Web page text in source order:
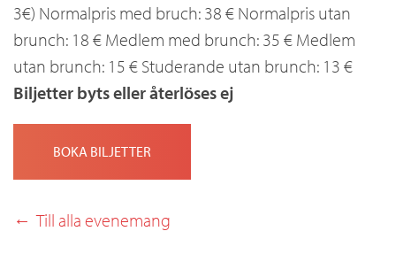
3€) Normalpris med bruch: 38 € Normalpris utan
brunch: 18 € Medlem med brunch: 35 € Medlem
utan brunch: 15 € Studerande utan brunch: 13 €
Biljetter byts eller återlöses ej
BOKA BILJETTER
Till alla evenemang